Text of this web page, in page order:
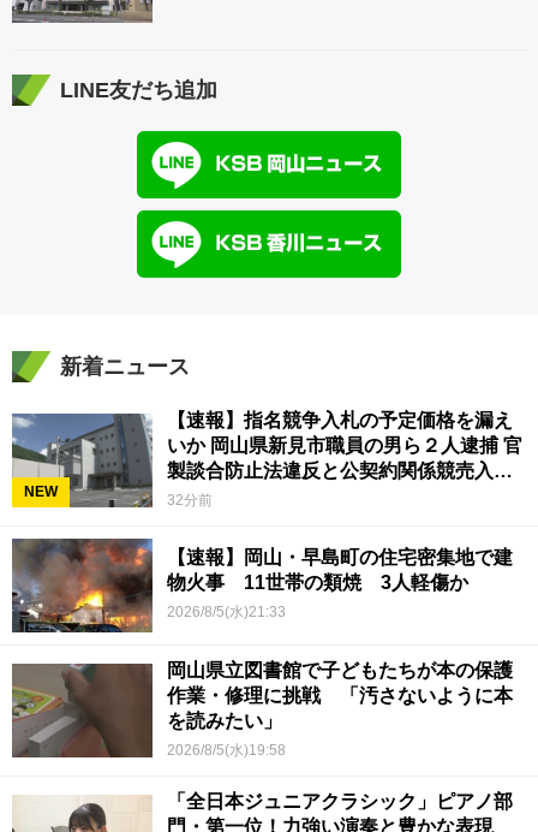
LINE友だち追加
新着ニュース
NEW
【速報】指名競争入札の予定価格を漏え
いか 岡山県新見市職員の男ら２人逮捕 官
製談合防止法違反と公契約関係競売入札
妨害の疑い
32分前
【速報】岡山・早島町の住宅密集地で建
物火事 11世帯の類焼 3人軽傷か
2026/8/5(水)21:33
岡山県立図書館で子どもたちが本の保護
作業・修理に挑戦 「汚さないように本
を読みたい」
2026/8/5(水)19:58
「全日本ジュニアクラシック」ピアノ部
門・第一位！力強い演奏と豊かな表現